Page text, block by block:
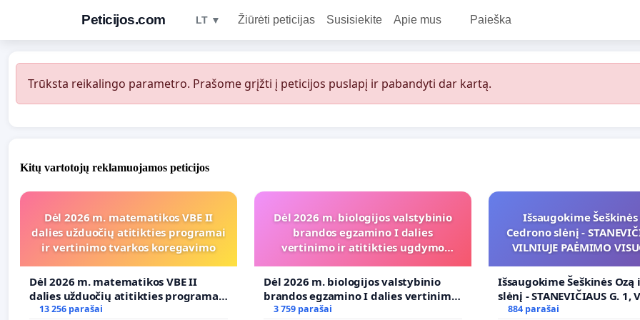
Peticijos.com LT ▼ Žiūrėti peticijas Susisiekite Apie mus Paieška
Trūksta reikalingo parametro. Prašome grįžti į peticijos puslapį ir pabandyti dar kartą.
Kitų vartotojų reklamuojamos peticijos
Dėl 2026 m. matematikos VBE II
dalies užduočių atitikties programai
ir vertinimo tvarkos koregavimo
Dėl 2026 m. matematikos VBE II
dalies užduočių atitikties programai
ir vertinimo tvarkos koregavimo
13 256 parašai
Dėl 2026 m. biologijos valstybinio
brandos egzamino I dalies
vertinimo ir atitikties ugdymo
Dėl 2026 m. biologijos valstybinio
brandos egzamino I dalies vertinimo
ir atitikties ugdymo programai
3 759 parašai
Išsaugokime
Cedrono slėnį -
VILNIUJE PAĖMIMO
PRITAIKYMO VIEŠAJAI
FUNKCIJAI
Išsaugokime Šeškinės Ozą
slėnį - STANEVIČIAUS G. 1,
PAĖMIMO VISUOMENĖS
884 parašai